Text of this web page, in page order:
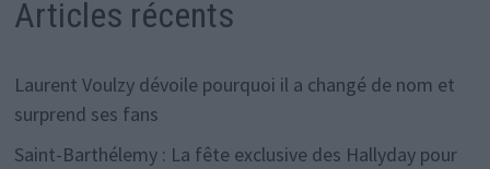
Articles récents
Laurent Voulzy dévoile pourquoi il a changé de nom et
surprend ses fans
Saint-Barthélemy : La fête exclusive des Hallyday pour